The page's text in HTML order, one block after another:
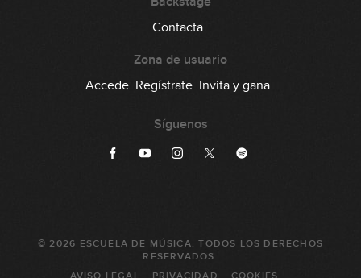
Contacta
Zona de usuario
Accede Regístrate Invita y gana
Síguenos
©2026 ESCUELA DE MÚSICA. TODOS LOS DERECHOS
RESERVADOS.